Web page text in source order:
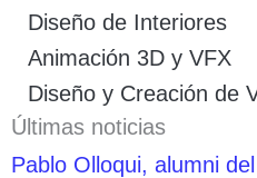
Diseño de Interiores
Animación 3D y VFX
Diseño y Creación de
Últimas noticias
Pablo Olloqui, alumni